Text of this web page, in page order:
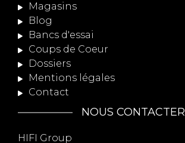
Magasins
Blog
Bancs d'essai
Coups de Coeur
Dossiers
Mentions légales
Contact
NOUS CONTACTER
HIFI Group